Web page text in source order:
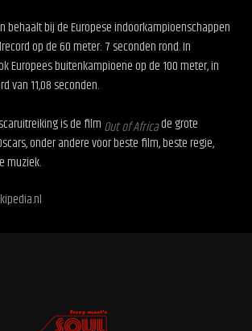
behaalt bij de Europese indoorkampioenschappen
op de 60 meter: 7 seconden rond. In
Europees buitenkampioene op de 100 meter, in
van 11,08 seconden.
is de film Out of Africade grote
onder andere voor beste film, beste regie,
muziek.